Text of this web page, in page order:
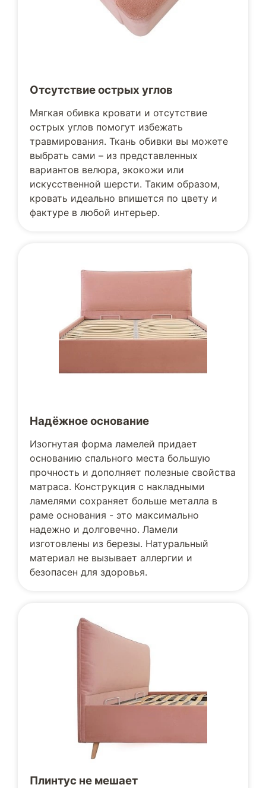
Отсутствие острых углов
Мягкая обивка кровати и отсутствие
острых углов помогут избежать
травмирования. Ткань обивки вы можете
выбрать сами – из представленных
вариантов велюра, экокожи или
искусственной шерсти. Таким образом,
кровать идеально впишется по цвету и
фактуре в любой интерьер.
Надёжное основание
Изогнутая форма ламелей придает
основанию спального места большую
прочность и дополняет полезные свойства
матраса. Конструкция с накладными
ламелями сохраняет больше металла в
раме основания - это максимально
надежно и долговечно. Ламели
изготовлены из березы. Натуральный
материал не вызывает аллергии и
безопасен для здоровья.
Плинтус не мешает